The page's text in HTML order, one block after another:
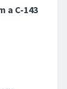
a C-143